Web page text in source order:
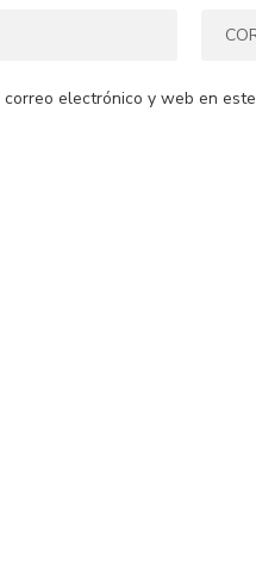
correo electrónico y web en